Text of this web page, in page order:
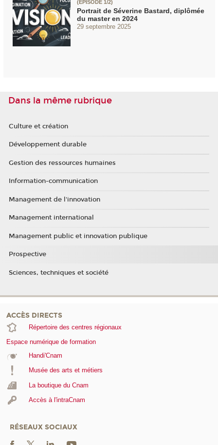
(ÉPISODE 1/2)
Portrait de Séverine Bastard, diplômée
du master en 2024
29 septembre 2025
Dans la même rubrique
Culture et création
Développement durable
Gestion des ressources humaines
Information-communication
Management de l'innovation
Management international
Management public et innovation publique
Prospective
Sciences, techniques et société
ACCÈS DIRECTS
Répertoire des centres régionaux
Espace numérique de formation
Handi'Cnam
Musée des arts et métiers
La boutique du Cnam
Accès à l'intraCnam
RÉSEAUX SOCIAUX